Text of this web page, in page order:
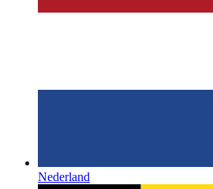
Nederland